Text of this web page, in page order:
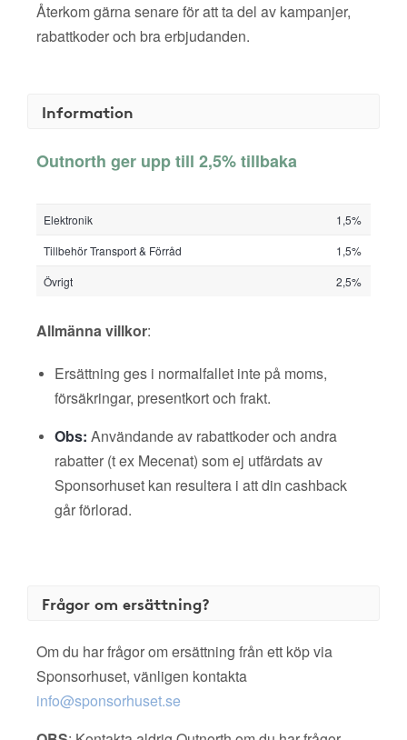
Återkom gärna senare för att ta del av kampanjer,
rabattkoder och bra erbjudanden.
Information
Outnorth ger upp till 2,5% tillbaka
Elektronik
1,5%
Tillbehör Transport & Förråd
1,5%
Övrigt
2,5%
Allmänna villkor:
Ersättning ges i normalfallet inte på moms,
försäkringar, presentkort och frakt.
Obs: Användande av rabattkoder och andra
rabatter (t ex Mecenat) som ej utfärdats av
Sponsorhuset kan resultera i att din cashback
går förlorad.
Frågor om ersättning?
Om du har frågor om ersättning från ett köp via
Sponsorhuset, vänligen kontakta
info@sponsorhuset.se